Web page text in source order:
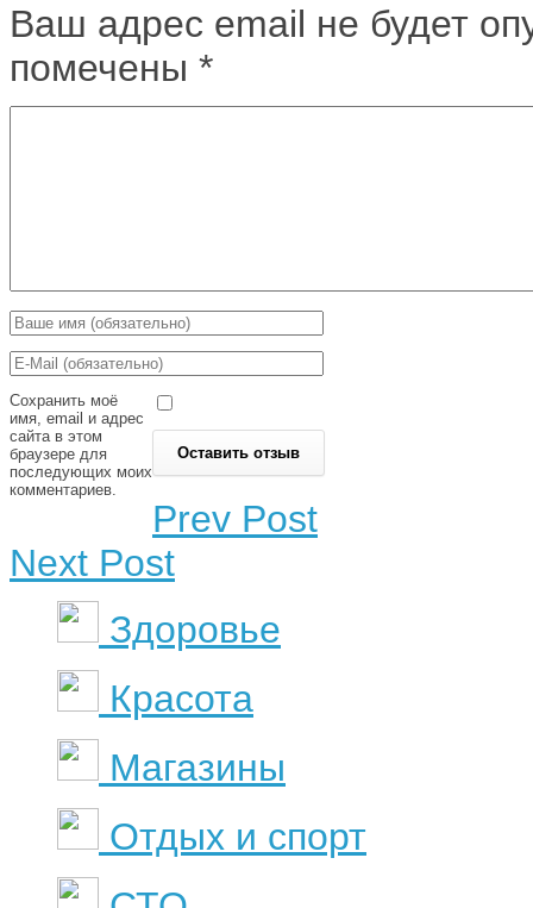
Ваш адрес email не будет
помечены *
Сохранить моё
имя, email и адрес
сайта в этом
браузере для
последующих моих
комментариев.
Prev Post
Next Post
Здоровье
Красота
Магазины
Отдых и спорт